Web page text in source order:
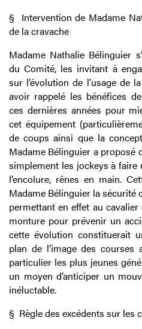
§
Intervention de Madame
de la cravache
Madame Nathalie Bélinguier
du Comité, les invitant à
sur l’évolution de l’usage de
avoir rappelé les bénéfices
ces dernières années pour
cet équipement
de coups ainsi que la
Madame Bélinguier a proposé
simplement les jockeys à faire
l’encolure, rênes en main.
Madame Bélinguier la sécurité
permettant en effet au
monture pour prévenir un
cette évolution constituerait
plan de l’image des
particulier les plus jeunes
un moyen d’anticiper un
inéluctable.
§ Règle des excédents sur les